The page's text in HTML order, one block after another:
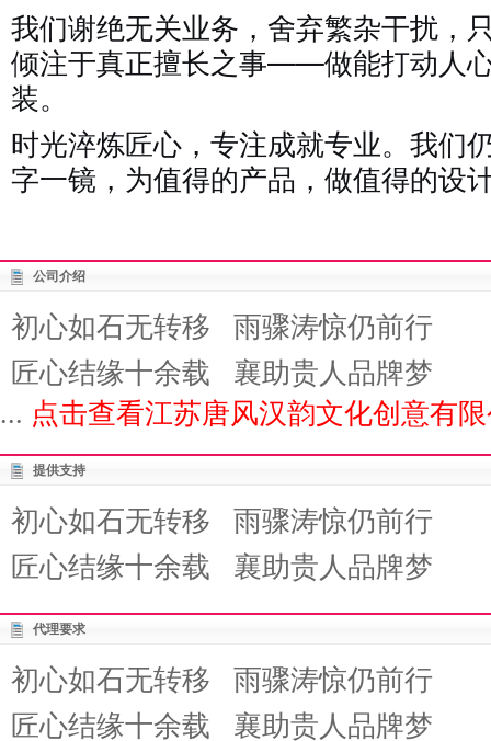
我们谢绝无关业务，舍弃繁杂干扰，
倾注于真正擅长之事——做能打动人
装。
时光淬炼匠心，专注成就专业。我们
字一镜，为值得的产品，做值得的设
公司介绍
初心如石无转移 雨骤涛惊仍前行
匠心结缘十余载 襄助贵人品牌梦
... 点击查看江苏唐风汉韵文化创意有
提供支持
初心如石无转移 雨骤涛惊仍前行
匠心结缘十余载 襄助贵人品牌梦
代理要求
初心如石无转移 雨骤涛惊仍前行
匠心结缘十余载 襄助贵人品牌梦